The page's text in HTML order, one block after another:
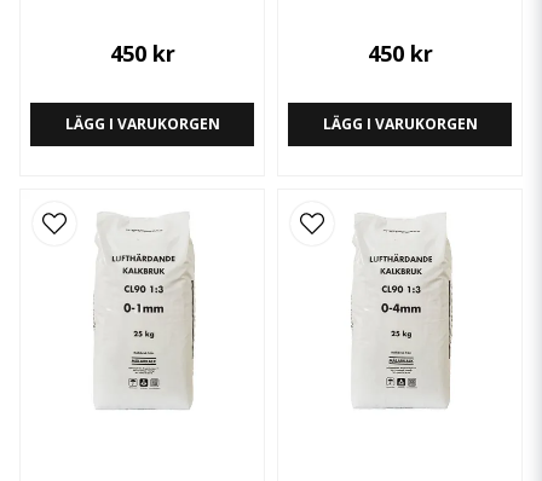
450 kr
LÄGG I VARUKORGEN
450 kr
LÄGG I VARUKORGEN